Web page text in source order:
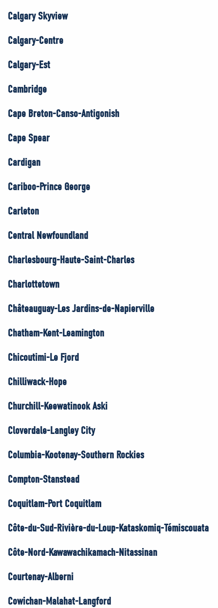
Calgary Skyview
Calgary-Centre
Calgary-Est
Cambridge
Cape Breton-Canso-Antigonish
Cape Spear
Cardigan
Cariboo-Prince George
Carleton
Central Newfoundland
Charlesbourg-Haute-Saint-Charles
Charlottetown
Châteauguay-Les Jardins-de-Napierville
Chatham-Kent-Leamington
Chicoutimi-Le Fjord
Chilliwack-Hope
Churchill-Keewatinook Aski
Cloverdale-Langley City
Columbia-Kootenay-Southern Rockies
Compton-Stanstead
Coquitlam-Port Coquitlam
Côte-du-Sud-Rivière-du-Loup-Kataskomiq-Témiscouata
Côte-Nord-Kawawachikamach-Nitassinan
Courtenay-Alberni
Cowichan-Malahat-Langford